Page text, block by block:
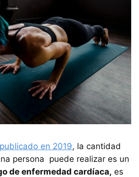
en 2019, la cantidad
persona puede realizar es un
de enfermedad cardíaca, es